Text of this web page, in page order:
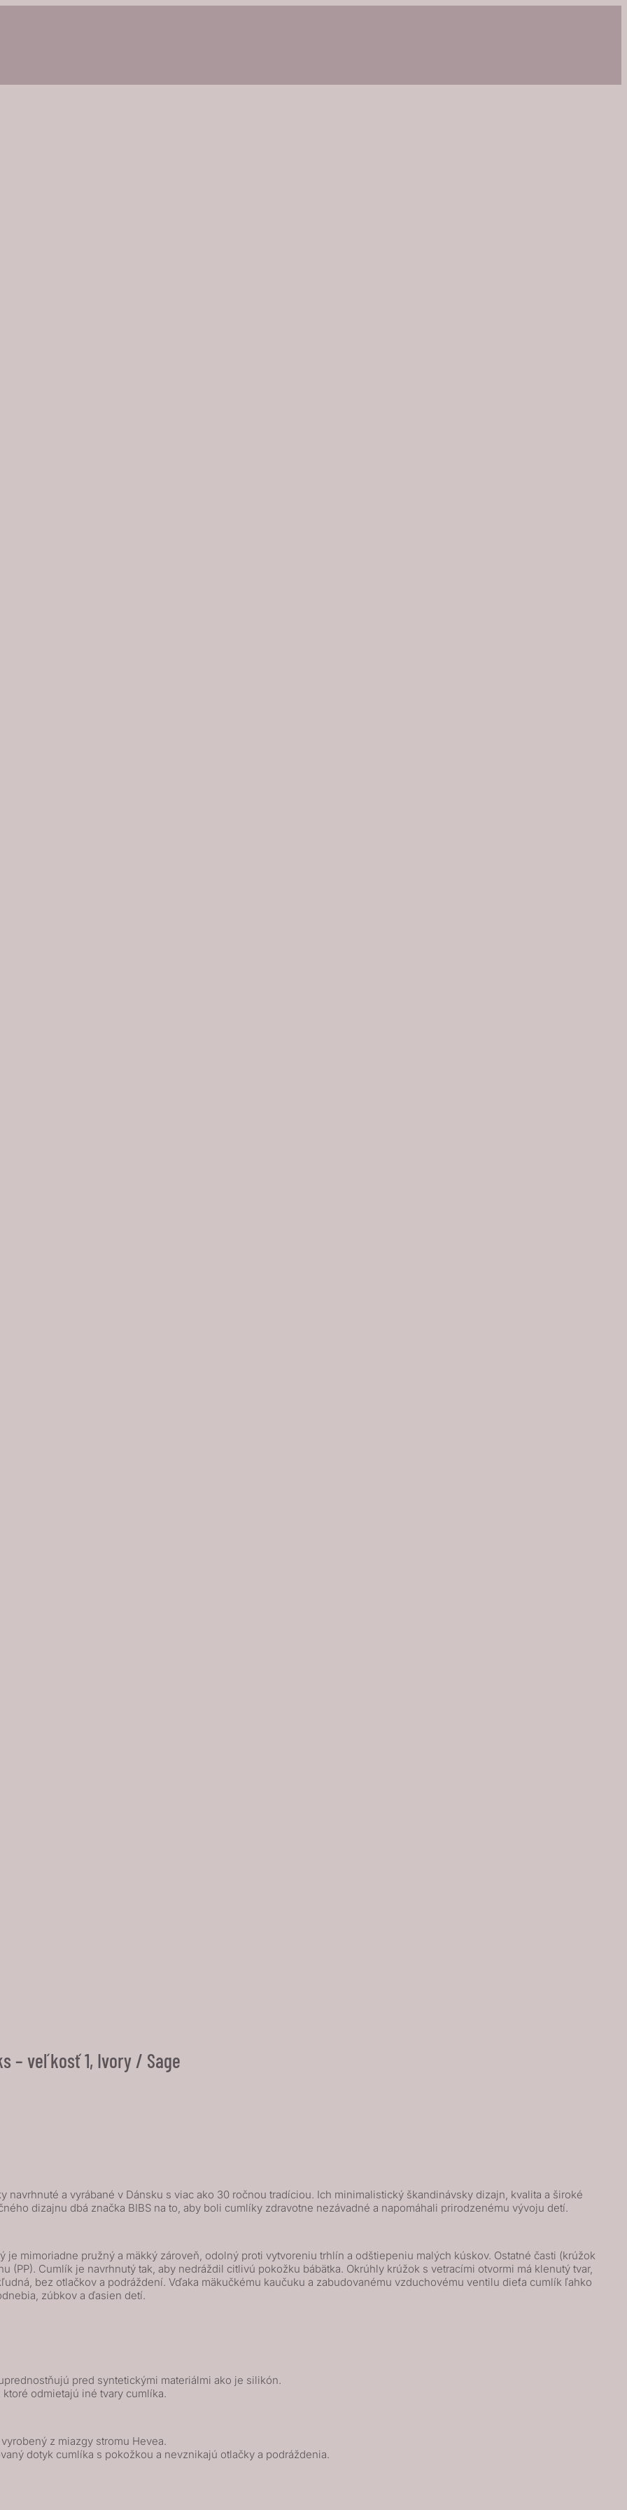
– veľkosť 1, Ivory / Sage
navrhnuté a vyrábané v Dánsku s viac ako 30 ročnou tradíciou. Ich minimalistický škandinávsky dizajn, kvalita a široké
dizajnu dbá značka BIBS na to, aby boli cumlíky zdravotne nezávadné a napomáhali prirodzenému vývoju detí.
mimoriadne pružný a mäkký zároveň, odolný proti vytvoreniu trhlín a odštiepeniu malých kúskov. Ostatné časti (krúžok
Cumlík je navrhnutý tak, aby nedráždil citlivú pokožku bábätka. Okrúhly krúžok s vetracími otvormi má klenutý tvar,
bez otlačkov a podráždení. Vďaka mäkučkému kaučuku a zabudovanému vzduchovému ventilu dieťa cumlík ľahko
zúbkov a ďasien detí.
pred syntetickými materiálmi ako je silikón.
odmietajú iné tvary cumlíka.
z miazgy stromu Hevea.
dotyk cumlíka s pokožkou a nevznikajú otlačky a podráždenia.